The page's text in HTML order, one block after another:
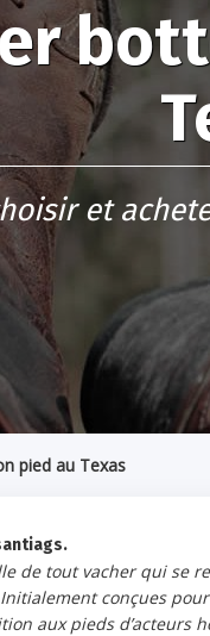
et
pied au Texas
de tout vacher qui se
conçues
aux pieds d’acteurs